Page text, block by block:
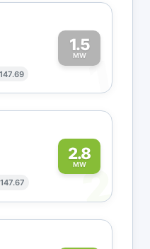
1.5
MW1
2.8
MW2